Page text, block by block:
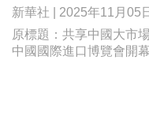
新華社 | 2025年11月05
原標題：共享中國大市
中國國際進口博覽會開